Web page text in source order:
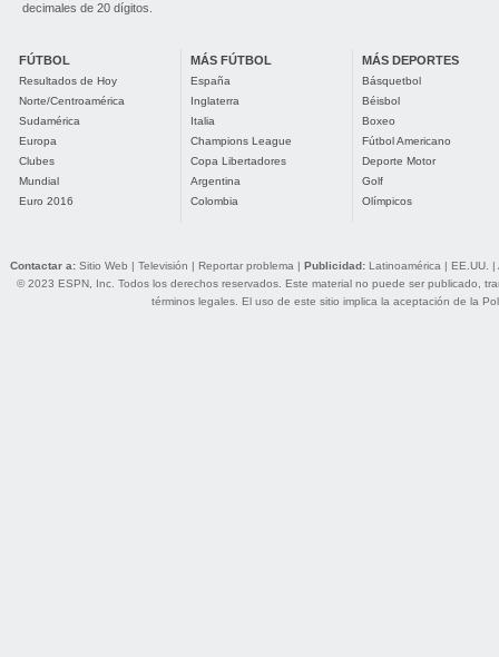
decimales de 20 dígitos.
FÚTBOL
Resultados de Hoy
Norte/Centroamérica
Sudamérica
Europa
Clubes
Mundial
Euro 2016
MÁS FÚTBOL
España
Inglaterra
Italia
Champions League
Copa Libertadores
Argentina
Colombia
MÁS DEPORTES
Básquetbol
Béisbol
Boxeo
Fútbol Americano
Deporte Motor
Golf
Olímpicos
Contactar a: Sitio Web | Televisión | Reportar problema | Publicidad: Latinoamérica | EE.UU. |
© 2023 ESPN, Inc. Todos los derechos reservados. Este material no puede ser publicado,
términos legales. El uso de este sitio implica la aceptación de la